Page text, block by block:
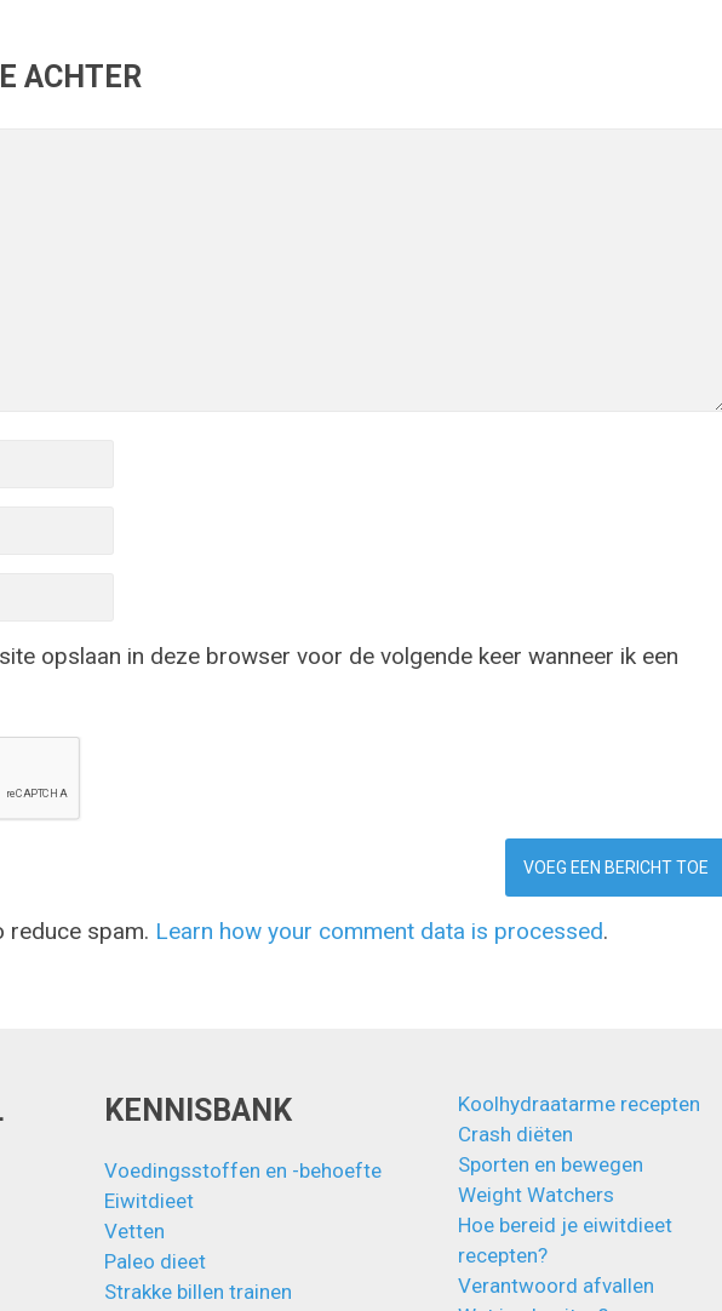
ACHTER
opslaan in deze browser voor de volgende keer wanneer ik een
reduce spam. Learn how your comment data is processed.
KENNISBANK
Voedingsstoffen en -behoefte
Eiwitdieet
Vetten
Paleo dieet
Strakke billen trainen
Koolhydraatarme recepten
Crash diëten
Sporten en bewegen
Weight Watchers
Hoe bereid je eiwitdieet
recepten?
Verantwoord afvallen